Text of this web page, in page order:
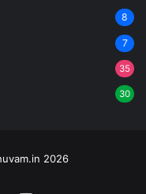
8
7
35
30
2026